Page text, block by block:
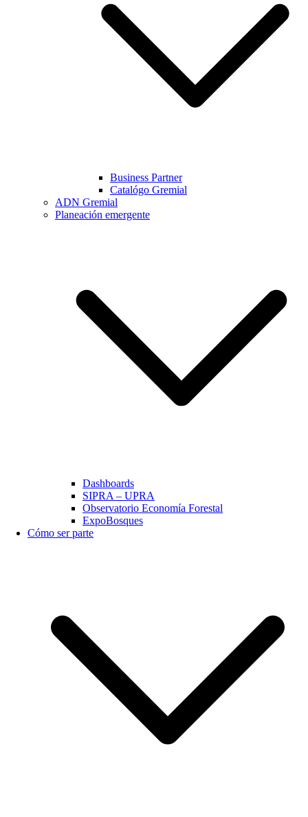
Business Partner
Catalógo Gremial
ADN Gremial
Planeación emergente
Dashboards
SIPRA – UPRA
Observatorio Economía Forestal
ExpoBosques
Cómo ser parte